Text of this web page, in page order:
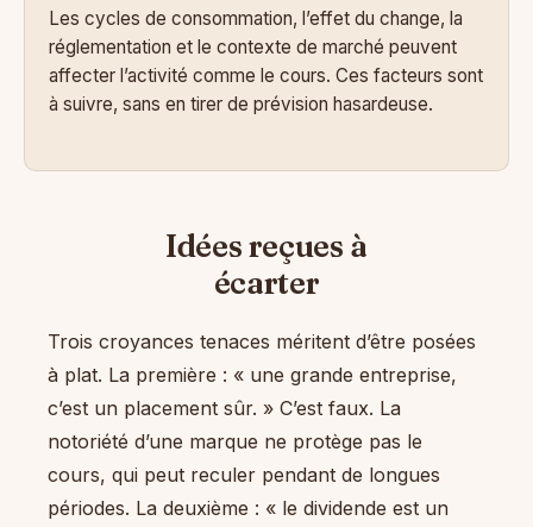
Les cycles de consommation, l’effet du change, la
réglementation et le contexte de marché peuvent
affecter l’activité comme le cours. Ces facteurs sont
à suivre, sans en tirer de prévision hasardeuse.
Idées reçues à
écarter
Trois croyances tenaces méritent d’être posées
à plat. La première : « une grande entreprise,
c’est un placement sûr. » C’est faux. La
notoriété d’une marque ne protège pas le
cours, qui peut reculer pendant de longues
périodes. La deuxième : « le dividende est un